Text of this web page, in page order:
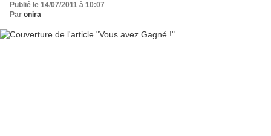
Publié le 14/07/2011 à 10:07
Par onira